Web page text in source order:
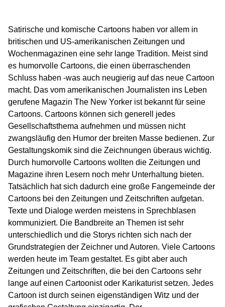
Satirische und komische Cartoons haben vor allem in
britischen und US-amerikanischen Zeitungen und
Wochenmagazinen eine sehr lange Tradition. Meist sind
es humorvolle Cartoons, die einen überraschenden
Schluss haben -was auch neugierig auf das neue Cartoon
macht. Das vom amerikanischen Journalisten ins Leben
gerufene Magazin The New Yorker ist bekannt für seine
Cartoons. Cartoons können sich generell jedes
Gesellschaftsthema aufnehmen und müssen nicht
zwangsläufig den Humor der breiten Masse bedienen. Zur
Gestaltungskomik sind die Zeichnungen überaus wichtig.
Durch humorvolle Cartoons wollten die Zeitungen und
Magazine ihren Lesern noch mehr Unterhaltung bieten.
Tatsächlich hat sich dadurch eine große Fangemeinde der
Cartoons bei den Zeitungen und Zeitschriften aufgetan.
Texte und Dialoge werden meistens in Sprechblasen
kommuniziert. Die Bandbreite an Themen ist sehr
unterschiedlich und die Storys richten sich nach der
Grundstrategien der Zeichner und Autoren. Viele Cartoons
werden heute im Team gestaltet. Es gibt aber auch
Zeitungen und Zeitschriften, die bei den Cartoons sehr
lange auf einen Cartoonist oder Karikaturist setzen. Jedes
Cartoon ist durch seinen eigenständigen Witz und der